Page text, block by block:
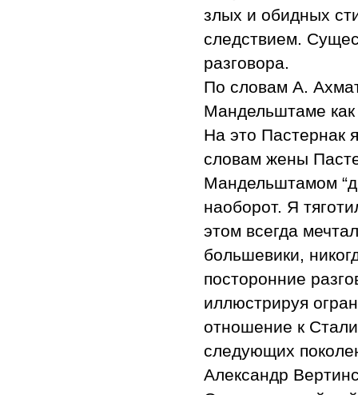
злых и обидных
следствием.
разговора.
По словам А.
Мандельштаме как
На это Пастернак
словам жены
Мандельштамом
наоборот. Я
этом всегда
большевики,
посторонние
иллюстрируя
отношение к
следующих
Александр